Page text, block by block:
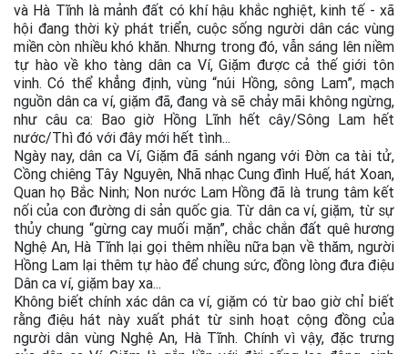
và Hà Tĩnh là mảnh đất có khí hậu khắc nghiệt, kinh tế - xã
hội đang thời kỳ phát triển, cuộc sống người dân các vùng
miền còn nhiều khó khăn. Nhưng trong đó, vẫn sáng lên niềm
tự hào về kho tàng dân ca Ví, Giặm được cả thế giới tôn
vinh. Có thể khẳng định, vùng “núi Hồng, sông Lam”, mạch
nguồn dân ca ví, giặm đã, đang và sẽ chảy mãi không ngừng,
như câu ca: Bao giờ Hồng Lĩnh hết cây/Sông Lam hết
nước/Thì đó với đây mới hết tình...
Ngày nay, dân ca Ví, Giặm đã sánh ngang với Đờn ca tài tử,
Cồng chiêng Tây Nguyên, Nhã nhạc Cung đình Huế, hát Xoan,
Quan họ Bắc Ninh; Non nước Lam Hồng đã là trung tâm kết
nối của con đường di sản quốc gia. Từ dân ca ví, giặm, từ sự
thủy chung “gừng cay muối mặn”, chắc chắn đất quê hương
Nghệ An, Hà Tĩnh lại gọi thêm nhiều nữa bạn về thăm, người
Hồng Lam lại thêm tự hào để chung sức, đồng lòng đưa điệu
Dân ca ví, giặm bay xa...
Không biết chính xác dân ca ví, giặm có từ bao giờ chỉ biết
rằng điệu hát này xuất phát từ sinh hoạt cộng đồng của
người dân vùng Nghệ An, Hà Tĩnh. Chính vì vậy, đặc trưng